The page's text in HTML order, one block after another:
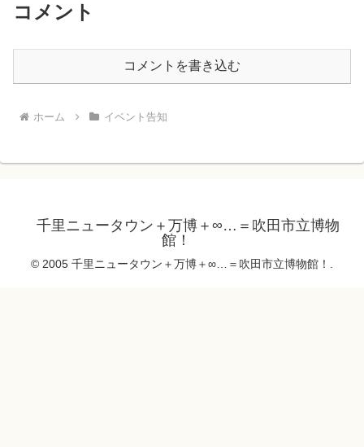
コメント
コメントを書き込む
ホーム イベント告知
千里ニュータウン＋万博＋∞…＝吹田市立博物
館！
© 2005 千里ニュータウン＋万博＋∞…＝吹田市立博物館！.